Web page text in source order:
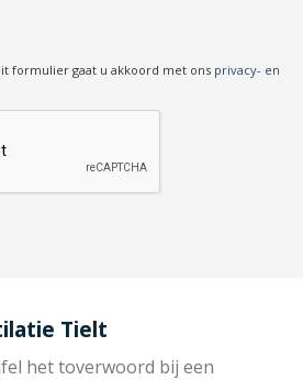
formulier gaat u akkoord met ons privacy- en
Tielt
het toverwoord bij een